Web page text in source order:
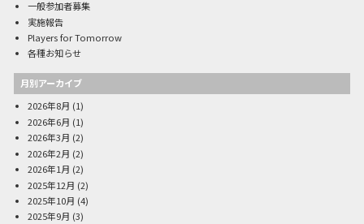
一般参加者募集
実施報告
Players for Tomorrow
各種お知らせ
月別アーカイブ
2026年8月 (1)
2026年6月 (1)
2026年3月 (2)
2026年2月 (2)
2026年1月 (2)
2025年12月 (2)
2025年10月 (4)
2025年9月 (3)